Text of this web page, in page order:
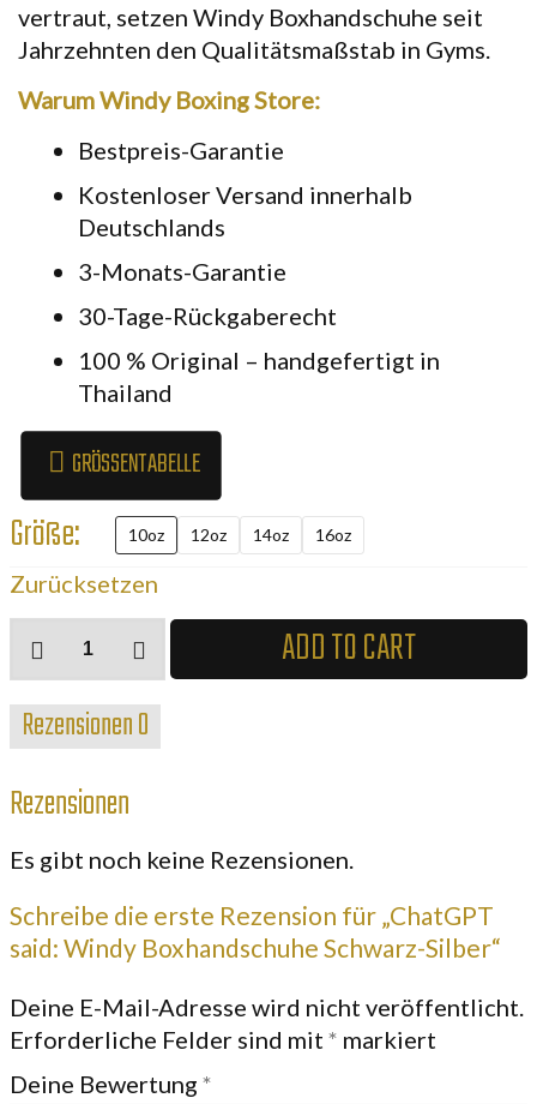
vertraut, setzen Windy Boxhandschuhe seit
Jahrzehnten den Qualitätsmaßstab in Gyms.
Warum Windy Boxing Store:
Bestpreis-Garantie
Kostenloser Versand innerhalb
Deutschlands
3-Monats-Garantie
30-Tage-Rückgaberecht
100 % Original – handgefertigt in
Thailand
GRÖSSENTABELLE
Größe: 10oz 12oz 14oz 16oz
Zurücksetzen
said:
Windy
Boxhandschuhe
Silber
ADD TO CART
Rezensionen0
Rezensionen
Es gibt noch keine Rezensionen.
Schreibe die erste Rezension für „ChatGPT
said: Windy Boxhandschuhe Schwarz-Silber“
Deine E-Mail-Adresse wird nicht veröffentlicht.
Erforderliche Felder sind mit * markiert
Deine Bewertung *